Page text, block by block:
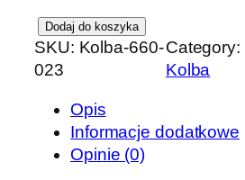
l
o
Dodaj do koszyka
SKU: Kolba-660-
023
Category:
Kolba
Opis
Informacje dodatkowe
Opinie (0)